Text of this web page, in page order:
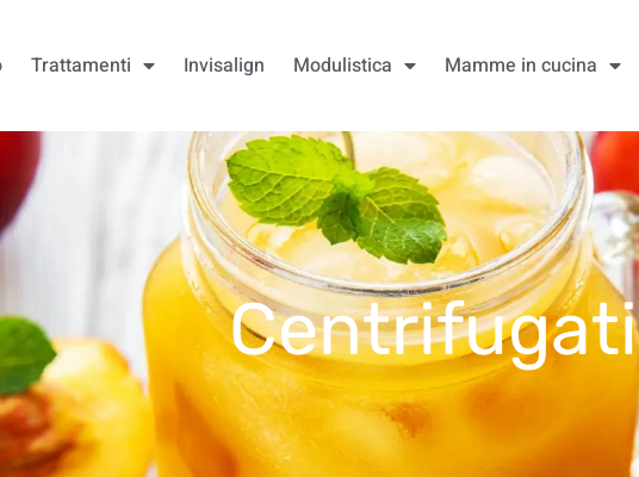
Trattamenti Invisalign Modulistica Mamme in cucina
Centrifugati